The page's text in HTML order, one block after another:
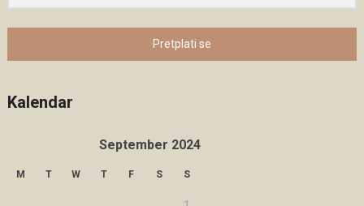
Pretplati se
Kalendar
September 2024
M T W T F S S